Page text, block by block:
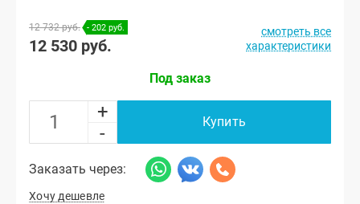
12 732 руб. - 202 руб.
12 530 руб.
смотреть все
характеристики
Под заказ
+
-
Купить
Заказать через:
Хочу дешевле